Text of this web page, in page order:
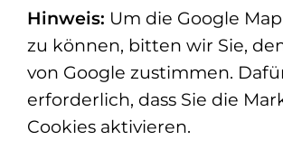
Hinweis: Um die Google
zu können, bitten wir Sie,
von Google zustimmen.
erforderlich, dass Sie die
Cookies aktivieren.